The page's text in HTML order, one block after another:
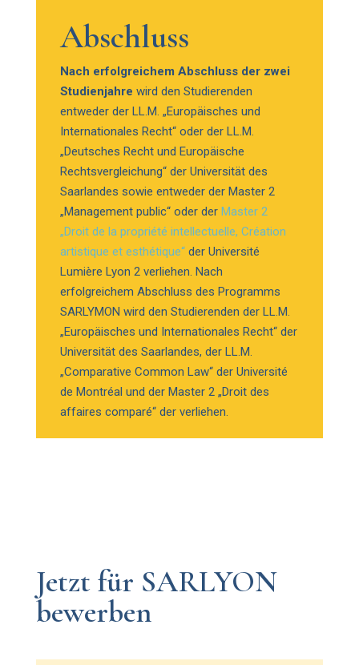
Abschluss
Nach erfolgreichem Abschluss der zwei
Studienjahre wird den Studierenden
entweder der LL.M. „Europäisches und
Internationales Recht“ oder der LL.M.
„Deutsches Recht und Europäische
Rechtsvergleichung“ der Universität des
Saarlandes sowie entweder der Master 2
„Management public“ oder der Master 2
„Droit de la propriété intellectuelle, Création
artistique et esthétique“der Université
Lumière Lyon 2 verliehen. Nach
erfolgreichem Abschluss des Programms
SARLYMON wird den Studierenden der LL.M.
„Europäisches und Internationales Recht“ der
Universität des Saarlandes, der LL.M.
„Comparative Common Law“ der Université
de Montréal und der Master 2 „Droit des
affaires comparé“ der verliehen.
Jetzt für SARLYON
bewerben